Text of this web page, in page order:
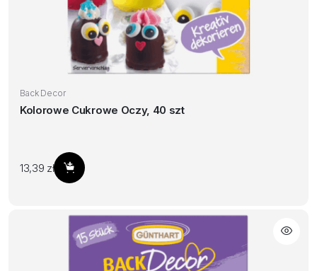
Back Decor
Kolorowe Cukrowe Oczy, 40 szt
13,39 zł Dodaj do koszyka